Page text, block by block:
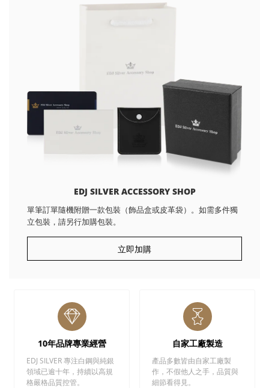
EDJ SILVER ACCESSORY SHOP
單筆訂單隨機附贈一款包裝（飾品盒或皮革袋）。如需多件獨
立包裝，請另行加購包裝。
立即加購
10年品牌專業經營
EDJ SILVER 專注白鋼與純銀
領域已逾十年，持續以高規
格嚴格品質控管。
自家工廠製造
產品多數皆由自家工廠製
作，不假他人之手，品質與
細節看得見。